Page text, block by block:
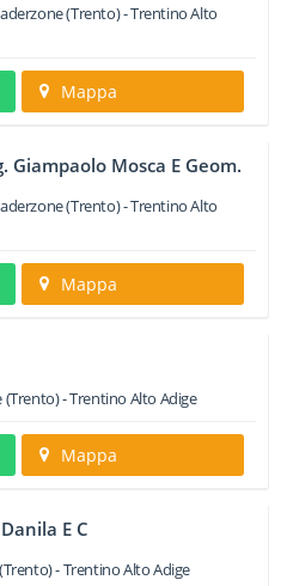
(Trento) -Trentino Alto
Mappa
Giampaolo Mosca E Geom.
(Trento) -Trentino Alto
Mappa
(Trento) -Trentino Alto Adige
Mappa
E C
-Trentino Alto Adige